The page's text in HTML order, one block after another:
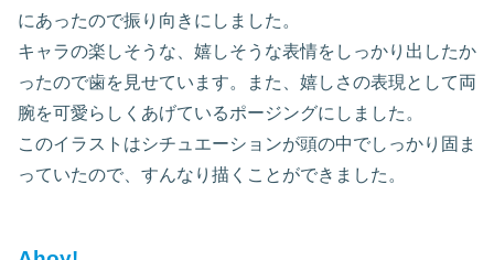
にあったので振り向きにしました。
キャラの楽しそうな、嬉しそうな表情をしっかり出したか
ったので歯を見せています。また、嬉しさの表現として両
腕を可愛らしくあげているポージングにしました。
このイラストはシチュエーションが頭の中でしっかり固ま
っていたので、すんなり描くことができました。